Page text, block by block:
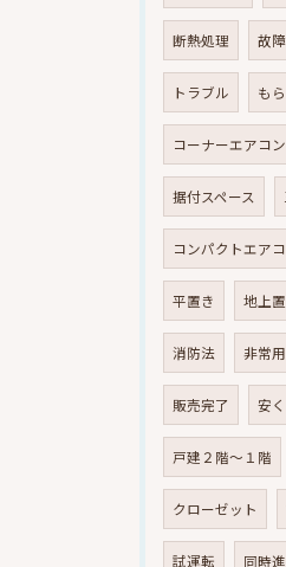
断熱処理 故
トラブル も
コーナーエアコン
据付スペース
コンパクトエア
平置き 地上
消防法 非常
販売完了 安く
戸建２階～１階
クローゼット
試運転 同時